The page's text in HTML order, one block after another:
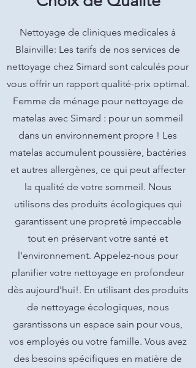
Nettoyage de cliniques medicales à
Blainville: Les tarifs de nos services de
nettoyage chez Simard sont calculés pour
vous offrir un rapport qualité-prix optimal.
Femme de ménage pour nettoyage de
matelas avec Simard : pour un sommeil
dans un environnement propre ! Les
matelas accumulent poussière, bactéries
et autres allergènes, ce qui peut affecter
la qualité de votre sommeil. Nous
utilisons des produits écologiques qui
garantissent une propreté impeccable
tout en préservant votre santé et
l'environnement. Appelez-nous pour
planifier votre nettoyage en profondeur
dès aujourd'hui!. En utilisant des produits
de nettoyage écologiques, nous
garantissons un espace sain pour vous,
vos employés ou votre famille. Vous avez
des besoins spécifiques en matière de